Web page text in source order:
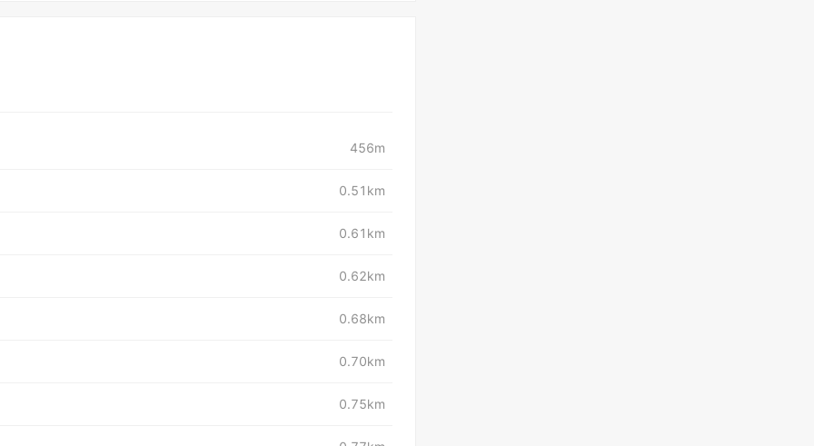
456m
0.51km
0.61km
0.62km
0.68km
0.70km
0.75km